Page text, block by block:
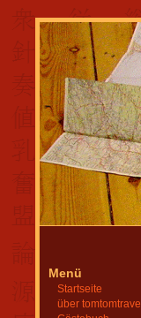
Menü
Startseite
über tomtomtravel